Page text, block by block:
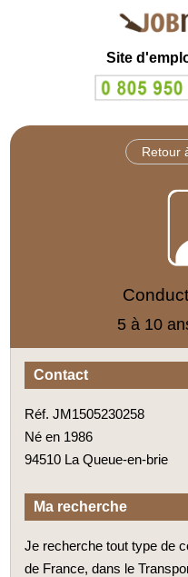
Site
Retour
5 à 10
Contact
Réf. JM1505230258
Né en 1986
94510 La Queue-en-brie
Ma recherche
Je recherche tout type de
de France, dans le